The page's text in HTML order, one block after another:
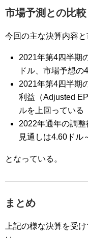
市場予測との比較
今回の主な決算内容と
2021年第4四半期
ドル、市場予想の
2021年第4四半期
利益（Adjusted
ルを上回っている
2022年通年の調整
見通しは4.60ドル
となっている。
まとめ
上記の様な決算を受